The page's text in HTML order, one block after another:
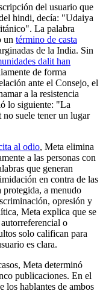
del usuario que
hindi, decía: "Udaiya
La palabra
un término de casta
de la India. Sin
dalit han
de forma
ante el Consejo, el
a la resistencia
lo siguiente: "La
suele tener un lugar
al odio, Meta elimina
a las personas con
que generan
en contra de las
protegida, a menudo
opresión y
Meta explica que se
o
solo califican para
es clara.
Meta determinó
publicaciones. En el
los hablantes de ambos